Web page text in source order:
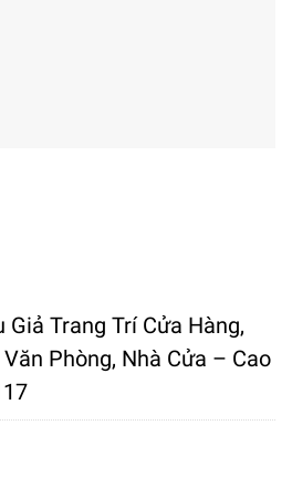
Giả Trang Trí Cửa Hàng,
Phòng, Nhà Cửa – Cao